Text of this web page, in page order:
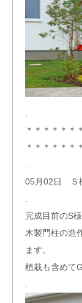
.
＊＊＊＊＊＊
＊＊＊＊＊＊
.
05月02日 Ｓ
.
完成目前のS様
木製門柱の造
ます。
植栽も含めて
.